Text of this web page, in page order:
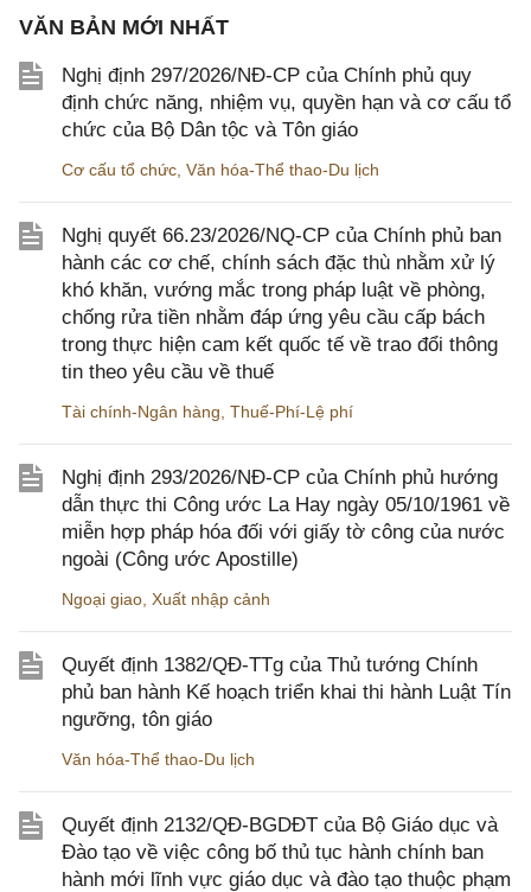
VĂN BẢN MỚI NHẤT
Nghị định 297/2026/NĐ-CP của Chính phủ quy
định chức năng, nhiệm vụ, quyền hạn và cơ cấu tổ
chức của Bộ Dân tộc và Tôn giáo
Cơ cấu tổ chức Văn hóa-Thể thao-Du lịch
Nghị quyết 66.23/2026/NQ-CP của Chính phủ ban
hành các cơ chế, chính sách đặc thù nhằm xử lý
khó khăn, vướng mắc trong pháp luật về phòng,
chống rửa tiền nhằm đáp ứng yêu cầu cấp bách
trong thực hiện cam kết quốc tế về trao đổi thông
tin theo yêu cầu về thuế
Tài chính-Ngân hàng Thuế-Phí-Lệ phí
Nghị định 293/2026/NĐ-CP của Chính phủ hướng
dẫn thực thi Công ước La Hay ngày 05/10/1961 về
miễn hợp pháp hóa đối với giấy tờ công của nước
ngoài (Công ước Apostille)
Ngoại giao Xuất nhập cảnh
Quyết định 1382/QĐ-TTg của Thủ tướng Chính
phủ ban hành Kế hoạch triển khai thi hành Luật Tín
ngưỡng, tôn giáo
Văn hóa-Thể thao-Du lịch
Quyết định 2132/QĐ-BGDĐT của Bộ Giáo dục và
Đào tạo về việc công bố thủ tục hành chính ban
hành mới lĩnh vực giáo dục và đào tạo thuộc phạm